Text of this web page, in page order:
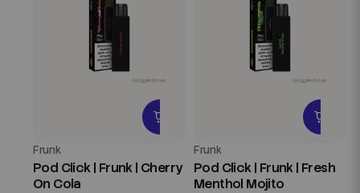
Frunk
Pod Click | Frunk | Cherry
On Cola
Frunk
Pod Click | Frunk | Fresh
Menthol Mojito